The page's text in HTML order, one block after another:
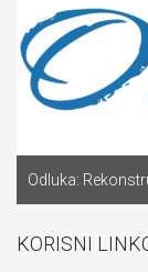
Odluka:
KORISNI